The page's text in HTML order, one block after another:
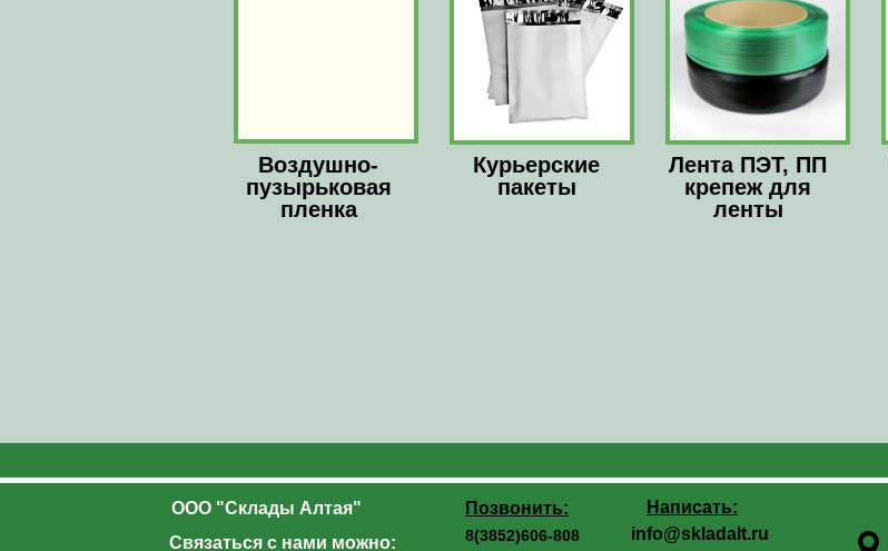
Воздушно-
пузырьковая
пленка
Курьерские
пакеты
Лента ПЭТ, ПП
крепеж для
ленты
info@skladalt.ru
Связаться с нами можно:
ООО "Склады Алтая" Позвонить: Написать:
8(3852)606-808